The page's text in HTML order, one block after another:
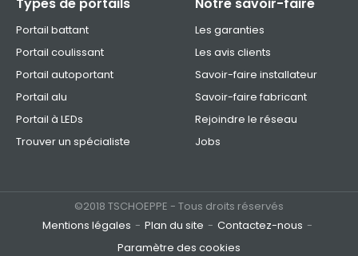
Portail battant
Portail coulissant
Portail autoportant
Portail alu
Portail à LEDs
Trouver un spécialiste
Les garanties
Les avis clients
Savoir-faire installateur
Savoir-faire fabricant
Rejoindre le réseau
Jobs
©2018 TSCHOEPPE - Tous droits réservés
Mentions légales
Plan du site
Contactez-nous
Paramètre des cookies